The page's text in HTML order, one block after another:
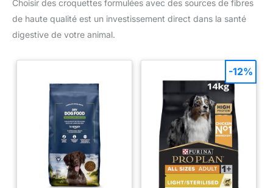
Choisir des croquettes formulées avec des sources de fibres
de haute qualité est un investissement direct dans la santé
digestive de votre animal.
-12%